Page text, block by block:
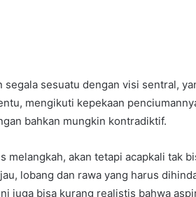
sesuatu dengan visi sentral,
mengikuti kepekaan
bahkan mungkin kontradiktif.
melangkah, akan tetapi acapkali tak
lobang dan rawa yang harus
juga bisa kurang realistis bahwa